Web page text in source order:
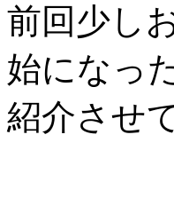
前回少し
始になっ
紹介させ